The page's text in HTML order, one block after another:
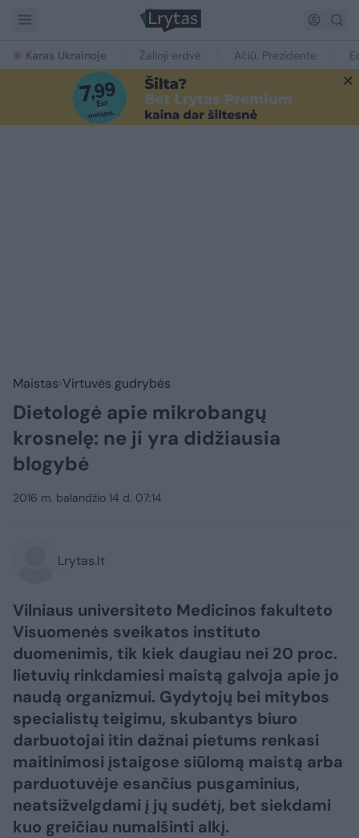
Karas Ukrainoje Žalioji erdvė Ačiū, Prezidente
Maistas Virtuvės gudrybės
Dietologė apie mikrobangų
krosnelę: ne ji yra didžiausia
blogybė
2016 m. balandžio 14 d. 07:14
Lrytas.lt
Vilniaus universiteto Medicinos fakulteto
Visuomenės sveikatos instituto
duomenimis, tik kiek daugiau nei 20 proc.
lietuvių rinkdamiesi maistą galvoja apie jo
naudą organizmui. Gydytojų bei mitybos
specialistų teigimu, skubantys biuro
darbuotojai itin dažnai pietums renkasi
maitinimosi įstaigose siūlomą maistą arba
parduotuvėje esančius pusgaminius,
neatsižvelgdami į jų sudėtį, bet siekdami
kuo greičiau numalšinti alkį.